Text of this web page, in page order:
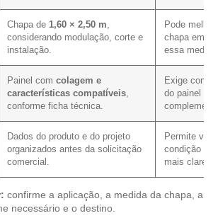
Chapa de 1,60 × 2,50 m
considerando modulação, corte e
instalação.
Pode
chapa em
essa
Painel com colagem e
características compatíveis
conforme ficha técnica.
Exige
do painel e
Dados do produto e do projeto
organizados antes da solicitação
comercial.
Permite
condição
mais
confirme a aplicação, a medida da chapa, a
necessário e o destino.